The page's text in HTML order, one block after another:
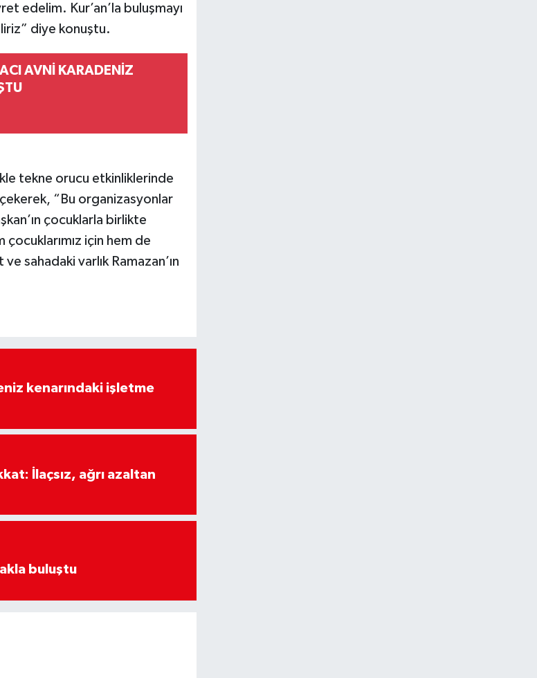
edelim. Kur’an’la buluşmayı
diye konuştu.
AVNİ KARADENİZ
tekne orucu etkinliklerinde
“Bu organizasyonlar
çocuklarla birlikte
için hem de
sahadaki varlık Ramazan’ın
kenarındaki işletme
İlaçsız, ağrı azaltan
buluştu